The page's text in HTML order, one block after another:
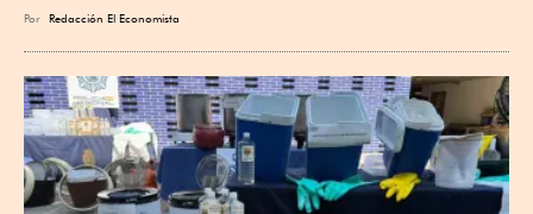
Por Redacción El Economista